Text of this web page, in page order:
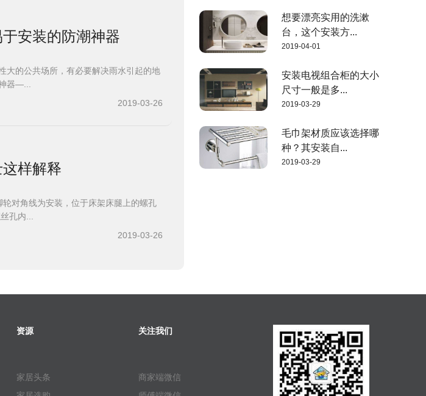
安装的防潮神器
大的公共场所，有必要解决雨水引起的地
器—...
2019-03-26
样解释
对角线为安装，位于床架床腿上的螺孔
孔内...
2019-03-26
想要漂亮实用的洗漱
台，这个安装方...
2019-04-01
安装电视组合柜的大小
尺寸一般是多...
2019-03-29
毛巾架材质应该选择哪
种？其安装自...
2019-03-29
资源
家居头条
关注我们
商家端微信